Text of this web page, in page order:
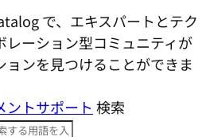
で、エキスパートとテク
レーション型コミ​ュニティが
ンを見つけることができま
ントサポート 検索